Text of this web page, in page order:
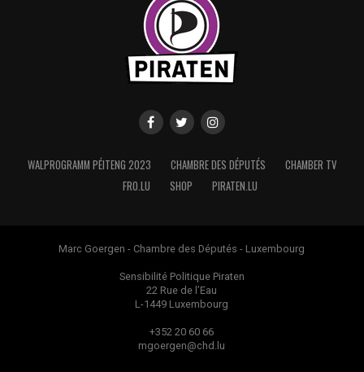
WALPROGRAMM PÉITENG 2023 CHAMBRE DES DÉPUTÉS
CHAMBER TV
FRO.LU
SHOP PIRATEN.LU
Marc Goergen - Chambre des Députés - Luxembourg
Sensibilité Politique Piraten
22 Rue de l’Eau
L-1449 Luxembourg
+352 20 60 66
mgoergen@chd.lu